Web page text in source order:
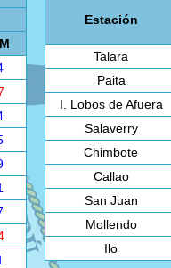
Estación
Talara
Paita
I. Lobos de Afuera
Salaverry
Chimbote
Callao
San Juan
Mollendo
Ilo